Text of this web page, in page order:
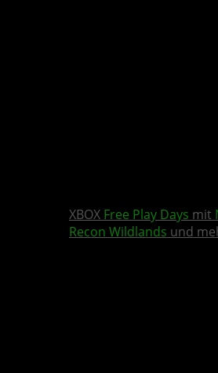
XBOX Free Play Days mit
Recon Wildlands und